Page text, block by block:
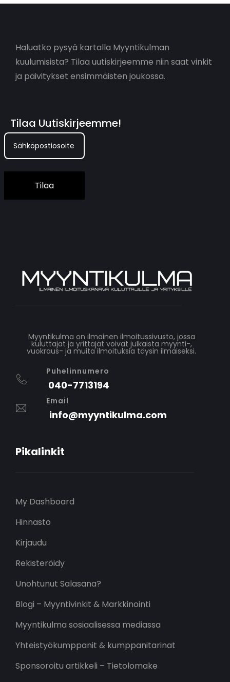
Haluatko pysyä kartalla Myyntikulman
kuulumisista? Tilaa uutiskirjeemme niin saat vinkit
ja päivitykset ensimmäisten joukossa.
Tilaa Uutiskirjeemme!
Tilaa
Myyntikulma on ilmainen ilmoitussivusto, jossa
kuluttajat ja yrittäjät voivat julkaista myynti-,
vuokraus- ja muita ilmoituksia täysin ilmaiseksi.
Puhelinnumero
040-7713194
Email
info@myyntikulma.com
Pikalinkit
My Dashboard
Hinnasto
Kirjaudu
Rekisteröidy
Unohtunut Salasana?
Blogi – Myyntivinkit & Markkinointi
Myyntikulma sosiaalisessa mediassa
Yhteistyökumppanit & kumppanitarinat
Sponsoroitu artikkeli – Tietolomake